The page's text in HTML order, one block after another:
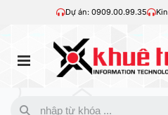
Dự án: 0909.00.99.35